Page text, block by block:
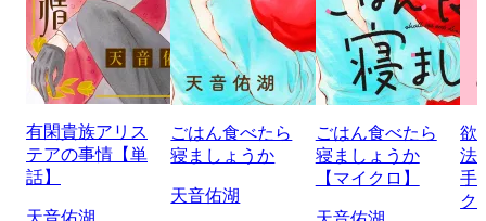
有閑貴族アリス
テアの事情【単
話】
天音佑湖
ごはん食べたら
寝ましょうか
天音佑湖
ごはん食べたら
寝ましょうか
【マイクロ】
欲
法
手
ク